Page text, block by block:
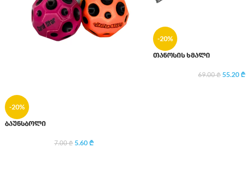
-20%
ბაუნსბოლი
7.00₾ 5.60₾
-20%
თანოსის ხმალი
69.00₾ 55.20₾